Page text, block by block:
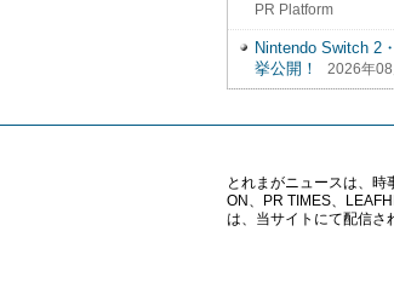
PR Platform
Nintendo Switch 2
挙公開！
2026年
とれまがニュースは、
ON、PR TIMES、
は、当サイトにて配信さ